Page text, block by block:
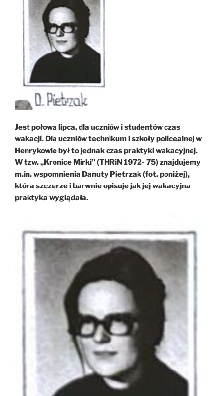
Jest połowa lipca, dla uczniów i studentów czas
wakacji. Dla uczniów technikum i szkoły policealnej w
Henrykowie był to jednak czas praktyki wakacyjnej.
W tzw. „Kronice Mirki” (THRiN 1972- 75) znajdujemy
m.in. wspomnienia Danuty Pietrzak (fot. poniżej),
która szczerze i barwnie opisuje jak jej wakacyjna
praktyka wyglądała.